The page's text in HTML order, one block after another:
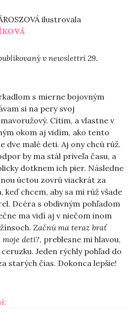
ilustrovala
v newslettri 29.
s mierne bojovným
si na pery svoj
Cítim, a vlastne v
okom aj vidím, ako tento
dve malé deti. Aj ony chcú rúž.
by ma stál priveľa času, a
dotknem ich pier. Následne
úctou zovrú viackrát za
keď chcem, aby sa mi rúž všade
Dcéra s obdivným pohľadom
ma vidí aj v niečom inom
Začnú ma teraz brať
moje deti?, preblesne mi hlavou,
Jeden rýchly pohľad do
starých čias. Dokonca lepšie!
„V práci po materskej“